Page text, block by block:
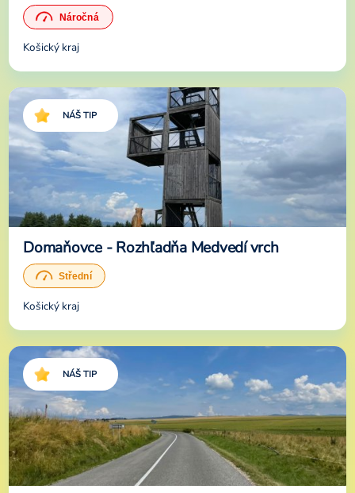
Košický kraj
NÁŠ TIP
Domaňovce - Rozhľadňa Medvedí vrch
Košický kraj
NÁŠ TIP